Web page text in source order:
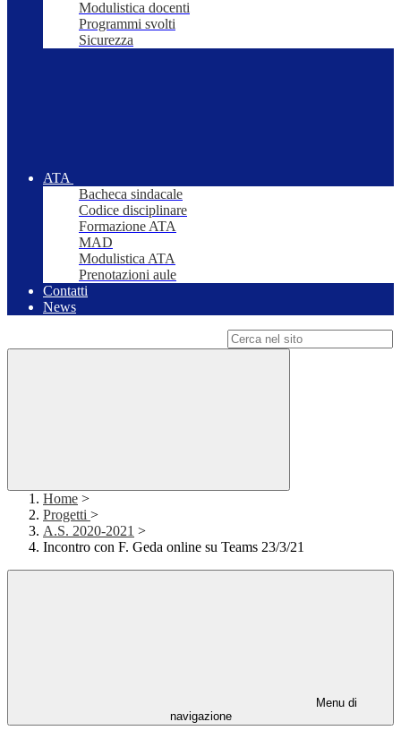
Modulistica docenti
Programmi svolti
Sicurezza
ATA
Bacheca sindacale
Codice disciplinare
Formazione ATA
MAD
Modulistica ATA
Prenotazioni aule
Contatti
News
Home >
Progetti >
A.S. 2020-2021 >
Incontro con F. Geda online su Teams 23/3/21
Menu di
navigazione